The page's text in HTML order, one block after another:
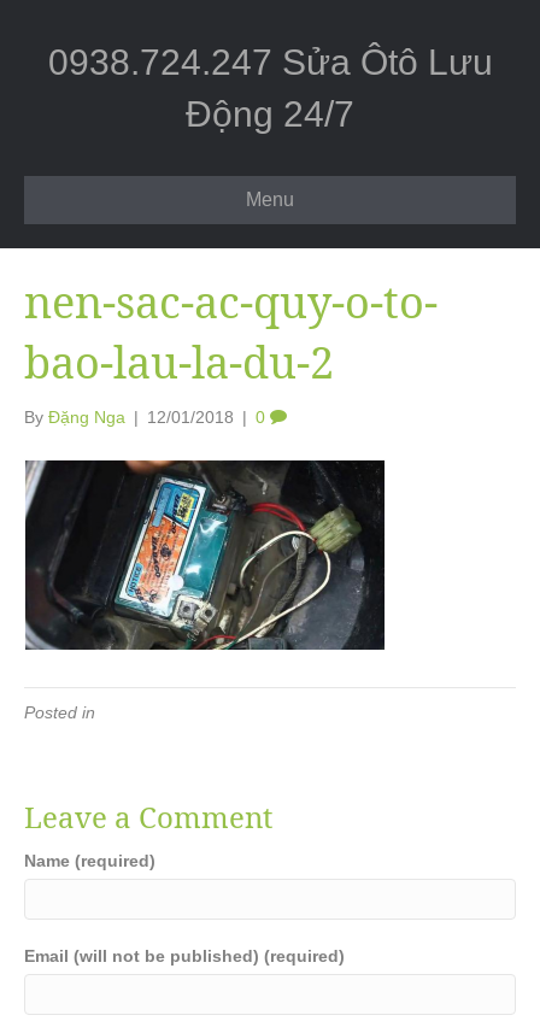
0938.724.247 Sửa Ôtô Lưu
Động 24/7
Menu
nen-sac-ac-quy-o-to-
bao-lau-la-du-2
By Đặng Nga | 12/01/2018 | 0
Posted in
Leave a Comment
Name (required)
Email (will not be published) (required)